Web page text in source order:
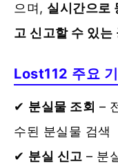
으며, 실시간으로
고 신고할 수 있는
Lost112 주요
✔ 분실물 조회 –
수된 분실물 검색
✔ 분실 신고 – 분